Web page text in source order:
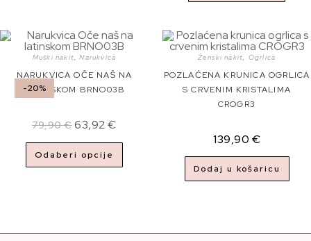
-20%
Muški nakit,Narukvica
NARUKVICA OČE NAŠ NA
LATINSKOM BRNO03B
79,90€63,92€
Odaberi opcije
Ženski nakit, Ogrlica
POZLAĆENA KRUNICA OGRLICA
S CRVENIM KRISTALIMA
CROGR3
139,90 €
Dodaj u košaricu